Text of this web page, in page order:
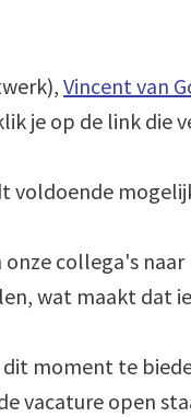
Vincent van
je op de link die
voldoende
collega's
wat maakt dat
moment te
vacature open